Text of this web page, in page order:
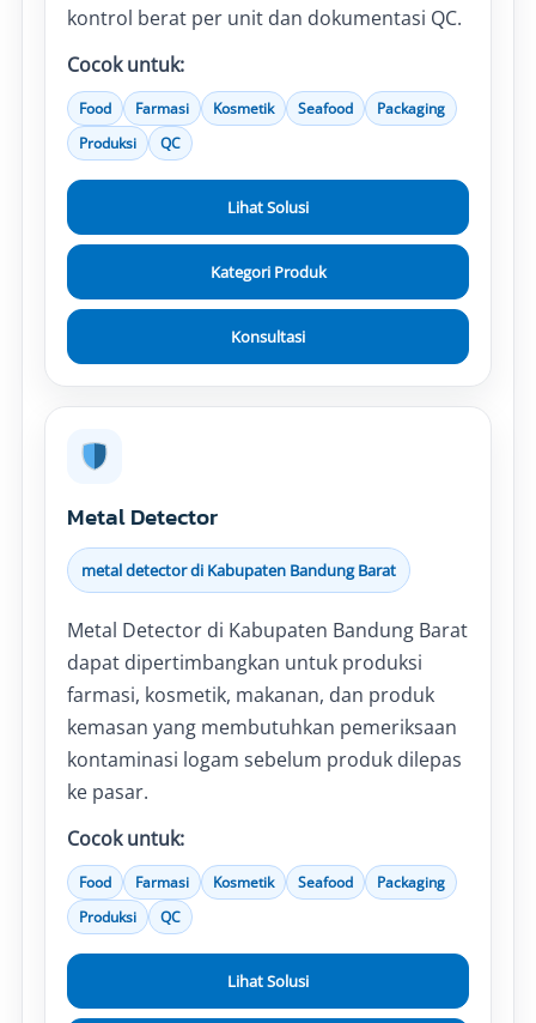
kontrol berat per unit dan dokumentasi QC.
Cocok untuk:
Food Farmasi Kosmetik Seafood
Packaging
Produksi
QC
Lihat Solusi
Kategori Produk
Konsultasi
Metal Detector
metal detector di Kabupaten Bandung Barat
Metal Detector di Kabupaten Bandung Barat
dapat dipertimbangkan untuk produksi
farmasi, kosmetik, makanan, dan produk
kemasan yang membutuhkan pemeriksaan
kontaminasi logam sebelum produk dilepas
ke pasar.
Cocok untuk:
Food Farmasi Kosmetik Seafood
Packaging
Produksi
QC
Lihat Solusi